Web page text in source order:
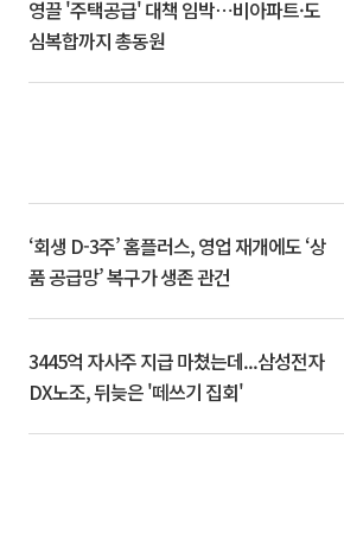
영끌 '주택공급' 대책 임박⋯비아파트·도
심복합까지 총동원
‘회생 D-3주’ 홈플러스, 영업 재개에도 ‘상
품 공급망’ 복구가 생존 관건
3445억 자사주 지급 마쳤는데...삼성전자
DX노조, 뒤늦은 '떼쓰기 집회'